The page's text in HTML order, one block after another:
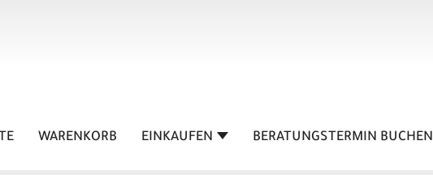
WARENKORB EINKAUFEN BERATUNGSTERMIN BUCHEN